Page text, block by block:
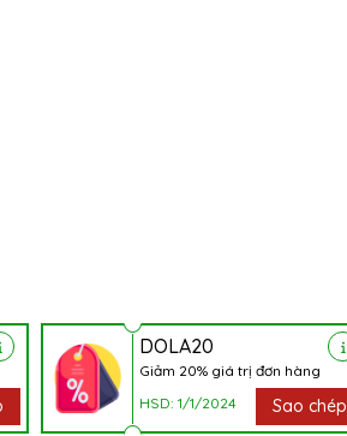
DOLA20
Giảm 20% giá trị đơn hàng
HSD: 1/1/2024
Sao chép